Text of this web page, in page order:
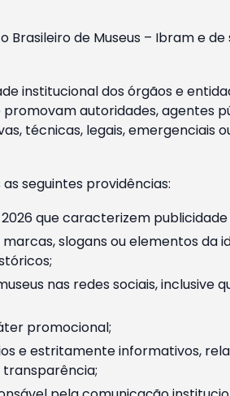
de Museus – Ibram e
institucional dos órgãos e
autoridades, agentes
técnicas, legais, emergenciais
seguintes providências:
que caracterizem
slogans ou elementos da
nas redes sociais, inclusive
promocional;
e estritamente informativos,